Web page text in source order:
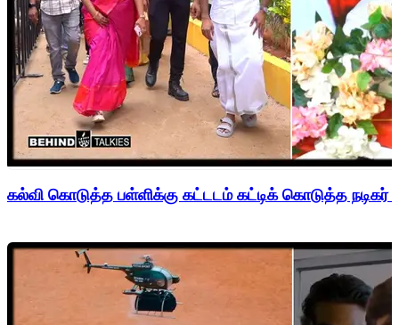
கல்வி கொடுத்த பள்ளிக்கு கட்டடம் கட்டிக் கொடுத்த நடிகர்